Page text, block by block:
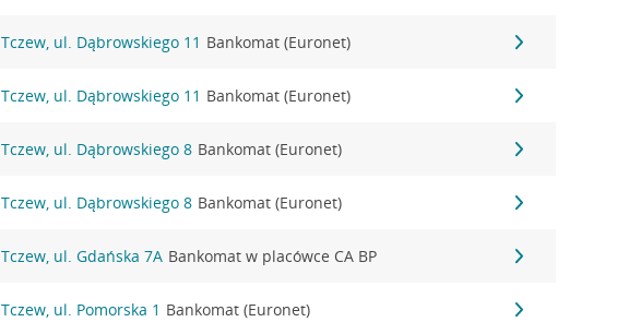
Tczew, ul. Dąbrowskiego 11 Bankomat (Euronet)
Tczew, ul. Dąbrowskiego 11 Bankomat (Euronet)
Tczew, ul. Dąbrowskiego 8 Bankomat (Euronet)
Tczew, ul. Dąbrowskiego 8 Bankomat (Euronet)
Tczew, ul. Gdańska 7A Bankomat w placówce CA BP
Tczew, ul. Pomorska 1 Bankomat (Euronet)